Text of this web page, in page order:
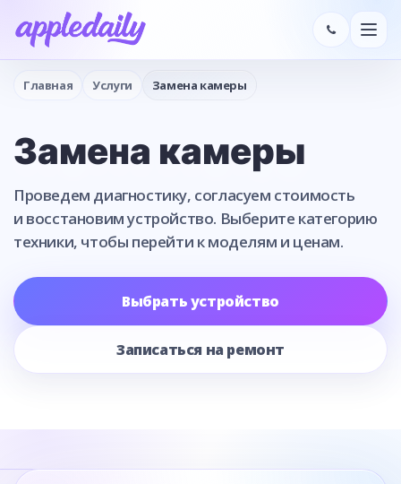
Главная Услуги Замена камеры
Замена камеры
Проведем диагностику, согласуем стоимость
и восстановим устройство. Выберите категорию
техники, чтобы перейти к моделям и ценам.
Выбрать устройство
Записаться на ремонт